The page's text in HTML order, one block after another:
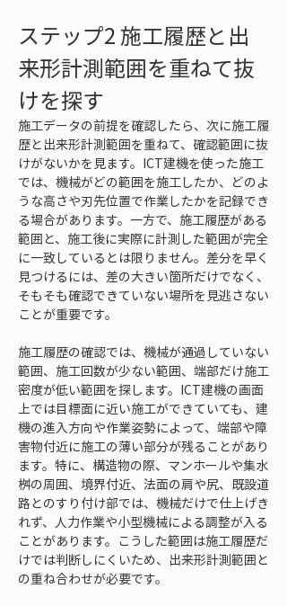
ステップ2 施工履歴と出
来形計測範囲を重ねて抜
けを探す
施工データの前提を確認したら、次に施工履
歴と出来形計測範囲を重ねて、確認範囲に抜
けがないかを見ます。ICT建機を使った施工
では、機械がどの範囲を施工したか、どのよ
うな高さや刃先位置で作業したかを記録でき
る場合があります。一方で、施工履歴がある
範囲と、施工後に実際に計測した範囲が完全
に一致しているとは限りません。差分を早く
見つけるには、差の大きい箇所だけでなく、
そもそも確認できていない場所を見逃さない
ことが重要です。
施工履歴の確認では、機械が通過していない
範囲、施工回数が少ない範囲、端部だけ施工
密度が低い範囲を探します。ICT建機の画面
上では目標面に近い施工ができていても、建
機の進入方向や作業姿勢によって、端部や障
害物付近に施工の薄い部分が残ることがあり
ます。特に、構造物の際、マンホールや集水
桝の周囲、境界付近、法面の肩や尻、既設道
路とのすり付け部では、機械だけで仕上げき
れず、人力作業や小型機械による調整が入る
ことがあります。こうした範囲は施工履歴だ
けでは判断しにくいため、出来形計測範囲と
の重ね合わせが必要です。